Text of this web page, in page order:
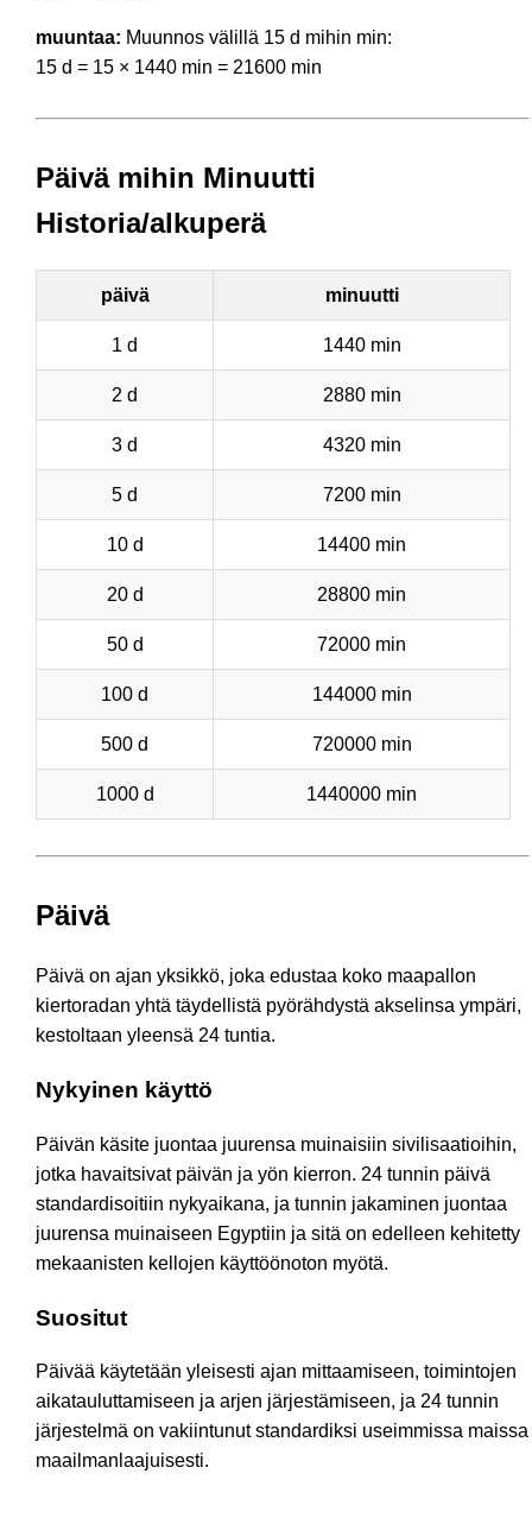
muuntaa: Muunnos välillä 15 d mihin min:
15 d = 15 × 1440 min = 21600 min
Päivä mihin Minuutti
Historia/alkuperä
päivä minuutti
1 d 1440 min
2 d 2880 min
3 d 4320 min
5 d 7200 min
10 d 14400 min
20 d 28800 min
50 d 72000 min
100 d 144000 min
500 d 720000 min
1000 d 1440000 min
Päivä
Päivä on ajan yksikkö, joka edustaa koko maapallon
kiertoradan yhtä täydellistä pyörähdystä akselinsa ympäri,
kestoltaan yleensä 24 tuntia.
Nykyinen käyttö
Päivän käsite juontaa juurensa muinaisiin sivilisaatioihin,
jotka havaitsivat päivän ja yön kierron. 24 tunnin päivä
standardisoitiin nykyaikana, ja tunnin jakaminen juontaa
juurensa muinaiseen Egyptiin ja sitä on edelleen kehitetty
mekaanisten kellojen käyttöönoton myötä.
Suositut
Päivää käytetään yleisesti ajan mittaamiseen, toimintojen
aikatauluttamiseen ja arjen järjestämiseen, ja 24 tunnin
järjestelmä on vakiintunut standardiksi useimmissa maissa
maailmanlaajuisesti.